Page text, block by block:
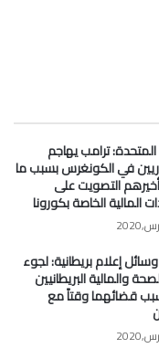
المتحدة: ترامب يهاجم
في الكونغرس بسبب ما
التصويت على
المالية الخاصة بكورونا
وسائل إعلام بريطانية: لجوء
والمالية البريطانيين
قضائهما وقتاً مع